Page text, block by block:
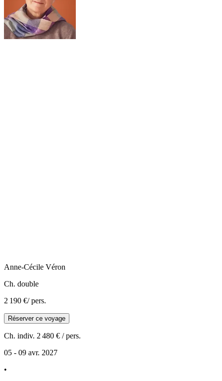
Anne-Cécile Véron
Ch. double
2 190 €/ pers.
Réserver ce voyage
Ch. indiv. 2 480 € / pers.
05 - 09 avr. 2027
•